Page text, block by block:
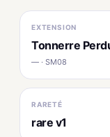
EXTENSION
Tonnerre
— · SM08
RARETÉ
rare v1